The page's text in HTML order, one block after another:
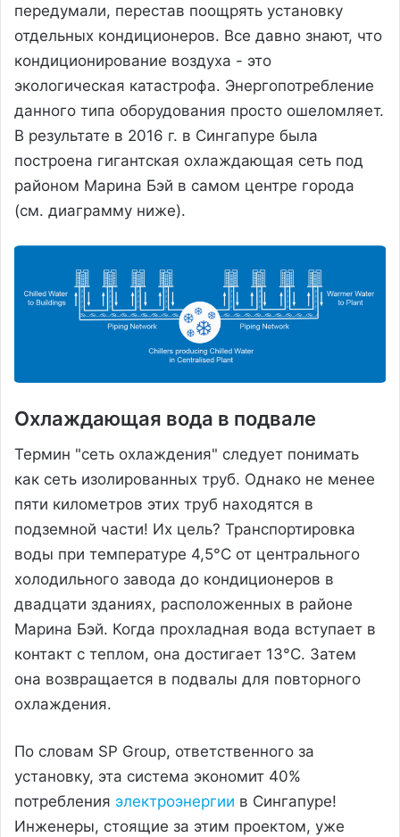
передумали, перестав поощрять установку
отдельных кондиционеров. Все давно знают, что
кондиционирование воздуха - это
экологическая катастрофа. Энергопотребление
данного типа оборудования просто ошеломляет.
В результате в 2016 г. в Сингапуре была
построена гигантская охлаждающая сеть под
районом Марина Бэй в самом центре города
(см. диаграмму ниже).
Охлаждающая вода в подвале
Термин "сеть охлаждения" следует понимать
как сеть изолированных труб. Однако не менее
пяти километров этих труб находятся в
подземной части! Их цель? Транспортировка
воды при температуре 4,5°C от центрального
холодильного завода до кондиционеров в
двадцати зданиях, расположенных в районе
Марина Бэй. Когда прохладная вода вступает в
контакт с теплом, она достигает 13°C. Затем
она возвращается в подвалы для повторного
охлаждения.
По словам SP Group, ответственного за
установку, эта система экономит 40%
потребления электроэнергии в Сингапуре!
Инженеры, стоящие за этим проектом, уже